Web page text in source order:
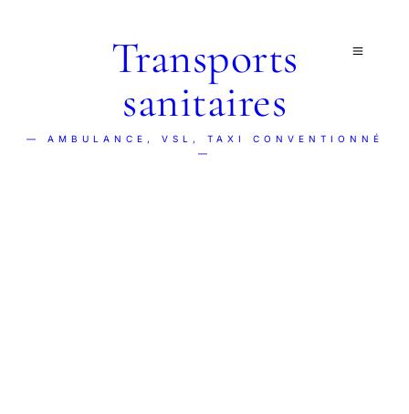
Transports
sanitaires
— AMBULANCE, VSL, TAXI CONVENTIONNÉ
—